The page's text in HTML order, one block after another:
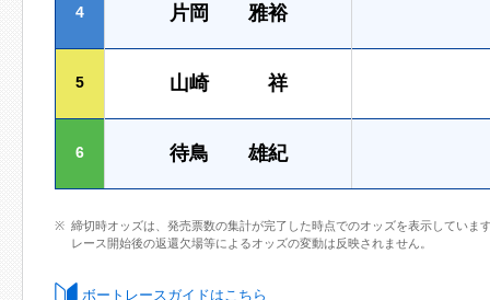
4 片岡 雅裕
5 山崎 祥
6 待鳥 雄紀
締切時オッズは、発売票数の集計が完了した時点でのオッズを表示していま
レース開始後の返還欠場等によるオッズの変動は反映されません。
ボートレースガイドはこちら